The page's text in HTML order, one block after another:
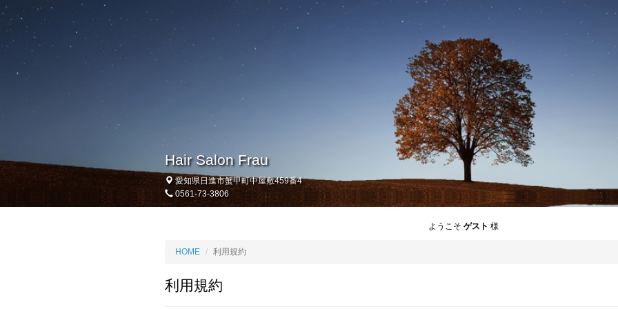
Hair Salon Frau
愛知県日進市蟹甲町中屋敷459番4
0561-73-3806
ようこそ ゲスト 様
HOME 利用規約
利用規約